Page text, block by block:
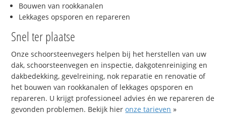
Bouwen van rookkanalen
Lekkages opsporen en repareren
Snel ter plaatse
Onze schoorsteenvegers helpen bij het herstellen van uw
dak, schoorsteenvegen en inspectie, dakgotenreiniging en
dakbedekking, gevelreining, nok reparatie en renovatie of
het bouwen van rookkanalen of lekkages opsporen en
repareren. U krijgt professioneel advies én we repareren de
gevonden problemen. Bekijk hieronze tarieven »